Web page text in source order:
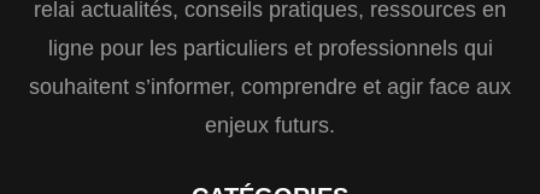
relai actualités, conseils pratiques, ressources en
ligne pour les particuliers et professionnels qui
souhaitent s’informer, comprendre et agir face aux
enjeux futurs.